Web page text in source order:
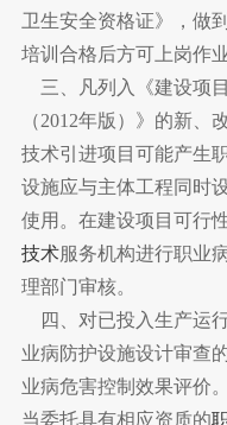
卫生安全资格证》，做
培训合格后方可上岗作业
三、凡列入《建设项
（2012年版）》的新、
技术引进项目可能产生
设施应与主体工程同时
使用。在建设项目可行
技术服务机构进行职业
理部门审核。
四、对已投入生产运
业病防护设施设计审查
业病危害控制效果评价
当委托具有相应资质的